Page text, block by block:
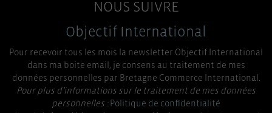
NOUS SUIVRE
Objectif International
Pour recevoir tous les mois la newsletter Objectif International
dans ma boite email, je consens au traitement de mes
données personnelles par Bretagne Commerce International.
Pour plus d’informations sur le traitement de mes données
personnelles :Politique de confidentialité